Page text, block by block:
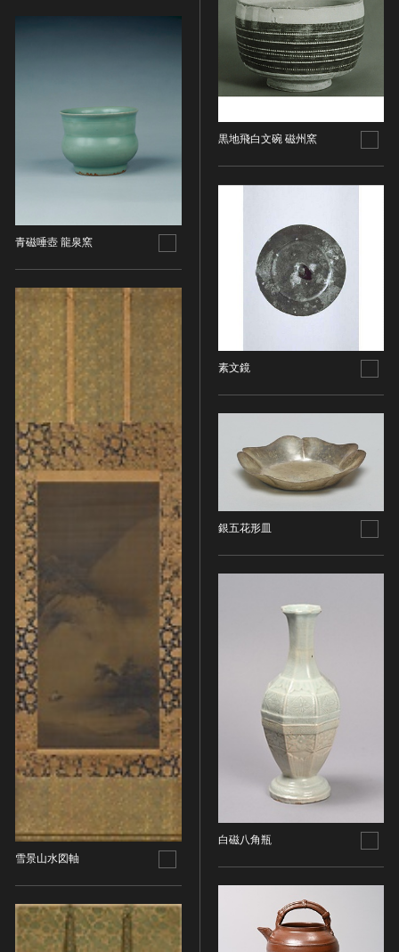
青磁唾壺 龍泉窯
雪景山水図軸
黒地飛白文碗 磁州窯
素文鏡
銀五花形皿
白磁八角瓶
明治 [日本]
平成 [日本]
令和 [日本]
旧石器 [朝鮮半島]
鉄器 [朝鮮半島]
原三国・朝鮮三国 [朝鮮半島]
原三国・朝鮮三国 [朝鮮半島]
新羅 [朝鮮半島]
高麗 [朝鮮半島]
朝鮮 [朝鮮半島]
近現代 [朝鮮半島]
旧石器 [中国]
新石器 [中国]
夏 [中国]
晋 [中国]
南北朝（六朝） [中国]
唐 [中国]
五代十国 [中国]
宋 [中国]
元 [中国]
明 [中国]
清 [中国]
近現代 [中国]
水彩
版画
木版画
銅版画
その他
木像
金属像
石像
石膏像
その他
工芸品
金工
漆工
写真
土器・土製品類
金属製品類
木簡・木製品類
骨角・牙・貝製品類
その他
歴史資料／書跡・典籍／古文書
文書・書籍
絵図・地図
重要文化財
登録有形文化財
重要無形文化財
登録無形文化財
重要無形民俗文化財
記録作成等の措置を講ずべき無形の民俗文化財
史跡
名勝
天然記念物
特別史跡
特別名勝
特別天然記念物
重要文化的景観
重要伝統的建造物群保存地区
有形文化財(建造物)
有形文化財(美術工芸品)
無形文化財
民俗文化財(有形民俗文化財)
民俗文化財(無形民俗文化財)
記念物(史跡)
記念物(天然記念物)
伝統的建造物群保存地区
文化財保存技術
地方指定文化財
メディア（動画等）を選択
動画
高画質画像
画像ライセンス
CC0
PDM
CC BY-SA（表示—継承）
CC BY-ND（表示—改変禁止）
CC BY-NC（表示—非営利）
CC BY-NC-SA（表示—非営利—継承）
CC BY-NC-ND（表示—非営利—改変禁止）
IN COPYRIGHT（著作権あり）
IN COPYRIGHT - EU ORPHAN WORK（著作権あり-
EU孤児著作物）
IN COPYRIGHT - EDUCATIONAL USE
PERMITTED（著作権あり-教育目的の利用可）
IN COPYRIGHT - NONCOMMERCIAL USE
PERMITTED（著作権あり-非営利目的の利用可）
IN COPYRIGHT - RIGHTSHOLDER(S) UNLOCATABLE
OR UNIDENTIFIABLE（著作権あり-著作権者不明）
NO COPYRIGHT - CONTRACTUAL
RESTRICTIONS（著作権なし-契約による制限あり）
NO COPYRIGHT - NONCOMMERCIAL USE ONLY（著
作権なし-非営利目的のみ利用可）
NO COPYRIGHT - OTHER KNOWN LEGAL
RESTRICTIONS（著作権なし-他の法的制限あり）
NO COPYRIGHT - UNITED STATES（著作権なし-米国
の法律上）
COPYRIGHT NOT EVALUATED（著作権未評価）
COPYRIGHT UNDETERMINED（著作権未決定）
NO KNOWN COPYRIGHT（知る限り著作権なし）
COPYRIGHT UNDETERMINED - JP ORPHAN
検索する
20件で表示
入力情報をクリア
連想検索
連想検索する
20件で表示
入力情報をクリア